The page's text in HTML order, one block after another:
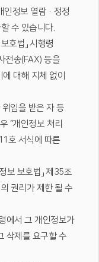
인정보 열람·정정
수 있습니다.
호법」 시행령
전송(FAX) 등을
에 대해 지체 없이
임을 받은 자 등
“개인정보 처리
호 서식에 따른
보 보호법」 제35조
권리가 제한 될 수
에서 그 개인정보가
삭제를 요구할 수